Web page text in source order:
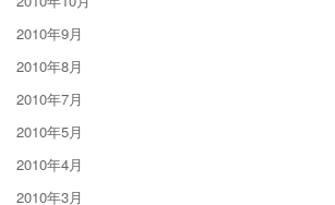
2010年9月
2010年8月
2010年7月
2010年5月
2010年4月
2010年3月